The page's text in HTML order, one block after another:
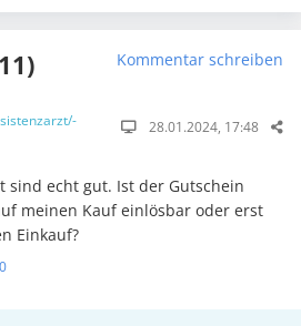
Kommentar schreiben
28.01.2024, 17:48
sind echt gut. Ist der Gutschein
meinen Kauf einlösbar oder erst
Einkauf?
0